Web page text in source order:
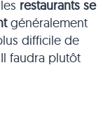
restaurants se
généralement
difficile de
faudra plutôt